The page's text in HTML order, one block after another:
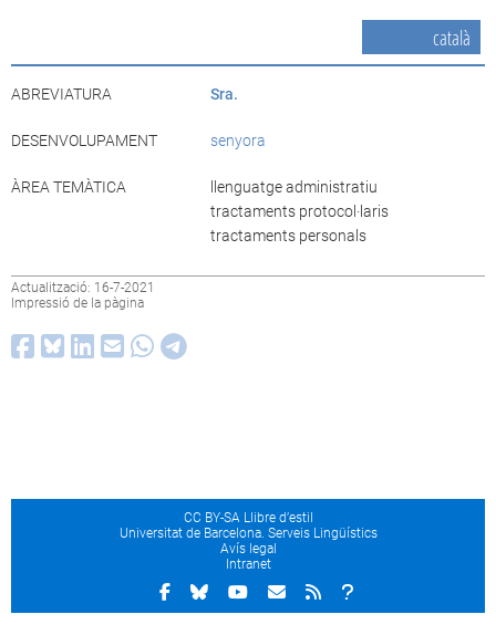
català
ABREVIATURA Sra.
DESENVOLUPAMENT senyora
ÀREA TEMÀTICA
llenguatge administratiu
tractaments protocol·laris
tractaments personals
Actualització: 16-7-2021
Impressió de la pàgina
CC BY-SA Llibre d’estil
Universitat de Barcelona. Serveis Lingüístics
Avís legal
Intranet